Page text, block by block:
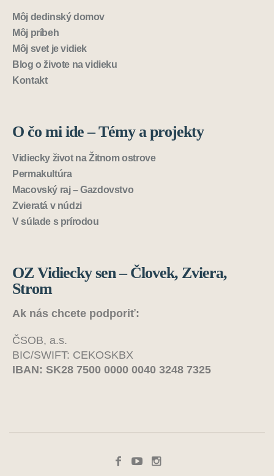
Môj dedinský domov
Môj príbeh
Môj svet je vidiek
Blog o živote na vidieku
Kontakt
O čo mi ide – Témy a projekty
Vidiecky život na Žitnom ostrove
Permakultúra
Macovský raj – Gazdovstvo
Zvieratá v núdzi
V súlade s prírodou
OZ Vidiecky sen – Človek, Zviera,
Strom
Ak nás chcete podporiť:
ČSOB, a.s.
BIC/SWIFT: CEKOSKBX
IBAN: SK28 7500 0000 0040 3248 7325